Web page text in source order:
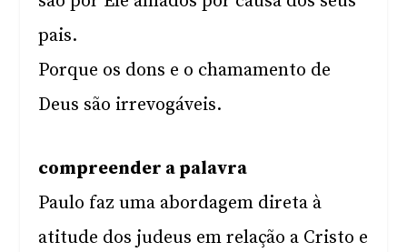
pais.
Porque os dons e o chamamento de
Deus são irrevogáveis.
compreender a palavra
Paulo faz uma abordagem direta à
atitude dos judeus em relação a Cristo e